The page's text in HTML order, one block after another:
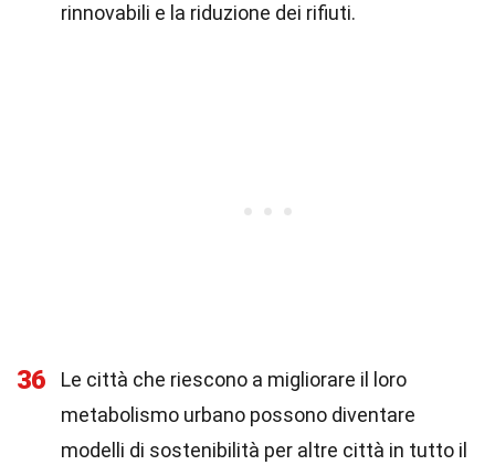
rinnovabili e la riduzione dei rifiuti.
36
Le città che riescono a migliorare il loro
metabolismo urbano possono diventare
modelli di sostenibilità per altre città in tutto il